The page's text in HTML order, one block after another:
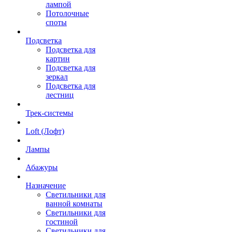
лампой
Потолочные
споты
Подсветка
Подсветка для
картин
Подсветка для
зеркал
Подсветка для
лестниц
Трек-системы
Loft (Лофт)
Лампы
Абажуры
Назначение
Светильники для
ванной комнаты
Светильники для
гостиной